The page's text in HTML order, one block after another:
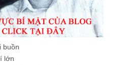
buồn
lớn